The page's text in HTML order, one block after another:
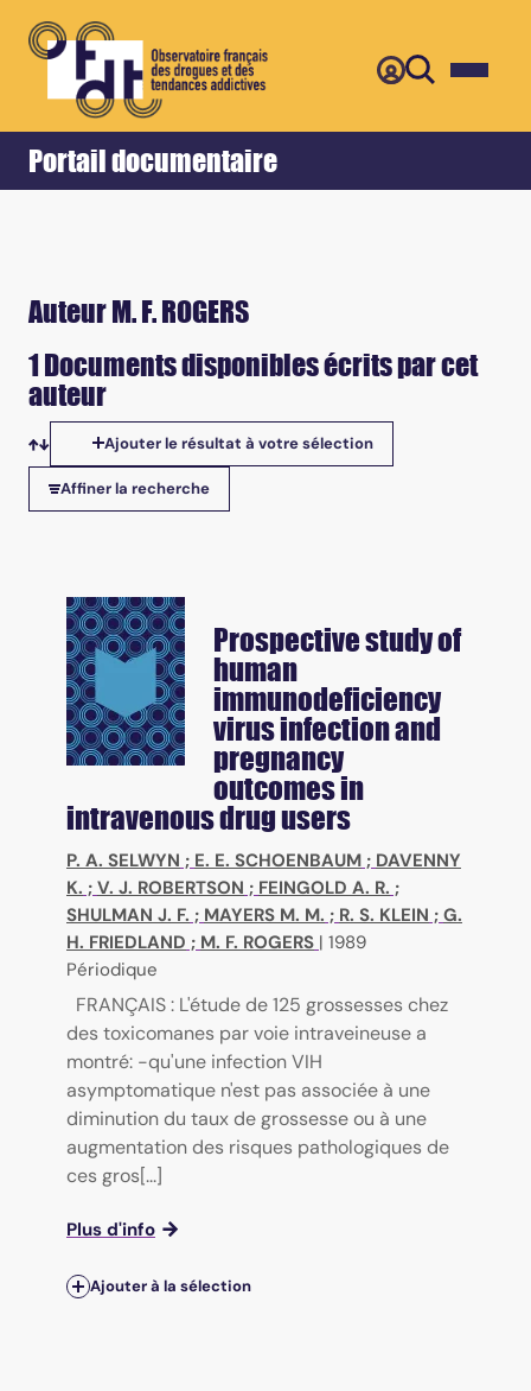
Portail documentaire
Accueil Retour
Auteur M. F. ROGERS
1 Documents disponibles écrits par cet
auteur
Tris disponibles
Ajouter le résultat à votre sélection
Affiner la recherche
Prospective study of
human
immunodeficiency
virus infection and
pregnancy
outcomes in
intravenous drug users
P. A. SELWYN ; E. E. SCHOENBAUM ; DAVENNY
K. ; V. J. ROBERTSON ; FEINGOLD A. R. ;
SHULMAN J. F. ; MAYERS M. M. ; R. S. KLEIN ; G.
H. FRIEDLAND ; M. F. ROGERS | 1989
Périodique
FRANÇAIS : L'étude de 125 grossesses chez
des toxicomanes par voie intraveineuse a
montré: -qu'une infection VIH
asymptomatique n'est pas associée à une
diminution du taux de grossesse ou à une
augmentation des risques pathologiques de
ces gros[...]
Plus d'info
Ajouter à la sélection